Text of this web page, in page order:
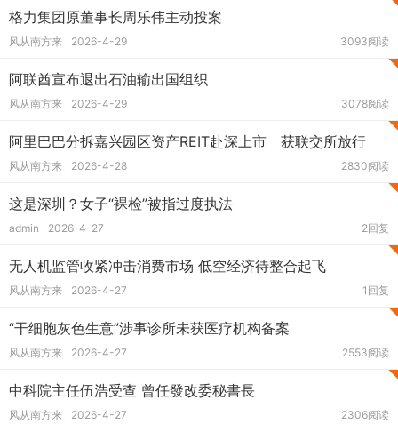
格力集团原董事长周乐伟主动投案
风从南方来 2026-4-29 3093阅读
阿联酋宣布退出石油输出国组织
风从南方来 2026-4-29 3078阅读
阿里巴巴分拆嘉兴园区资产REIT赴深上市 获联交所放行
风从南方来 2026-4-28 2830阅读
这是深圳？女子“裸检”被指过度执法
admin 2026-4-27 2回复
无人机监管收紧冲击消费市场 低空经济待整合起飞
风从南方来 2026-4-27 1回复
“干细胞灰色生意”涉事诊所未获医疗机构备案
风从南方来 2026-4-27 2553阅读
中科院主任伍浩受查 曾任發改委秘書長
风从南方来 2026-4-27 2306阅读